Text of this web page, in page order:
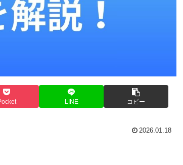
LINE コピー
2026.01.18